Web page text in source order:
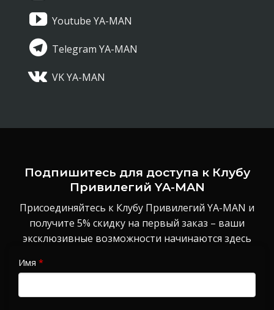
Youtube YA-MAN
Telegram YA-MAN
VK YA-MAN
Подпишитесь для доступа к Клубу
Привилегий YA-MAN
Присоединяйтесь к Клубу Привилегий YA-MAN и
получите 5% скидку на первый заказ – ваши
эксклюзивные возможности начинаются здесь
Имя *